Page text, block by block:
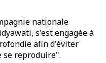
nationale
s'est engagée à
afin d'éviter
se reproduire".